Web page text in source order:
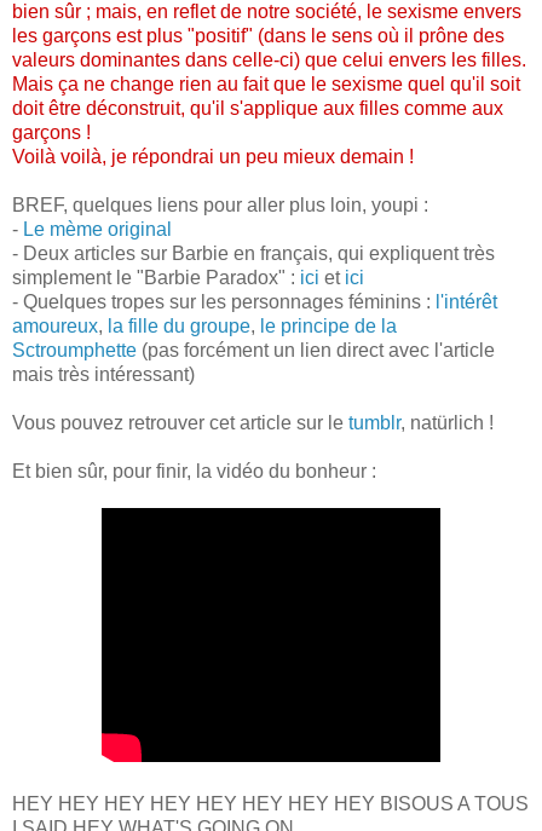
bien sûr ; mais, en reflet de notre société, le sexisme envers
les garçons est plus "positif" (dans le sens où il prône des
valeurs dominantes dans celle-ci) que celui envers les filles.
Mais ça ne change rien au fait que le sexisme quel qu'il soit
doit être déconstruit, qu'il s'applique aux filles comme aux
garçons !
Voilà voilà, je répondrai un peu mieux demain !
BREF, quelques liens pour aller plus loin, youpi :
- Le mème original
- Deux articles sur Barbie en français, qui expliquent très
simplement le "Barbie Paradox" : ici et ici
- Quelques tropes sur les personnages féminins : l'intérêt
amoureux, la fille du groupe, le principe de la
Sctroumphette (pas forcément un lien direct avec l'article
mais très intéressant)
Vous pouvez retrouver cet article sur le tumblr, natürlich !
Et bien sûr, pour finir, la vidéo du bonheur :
HEY HEY HEY HEY HEY HEY HEY HEY BISOUS A TOUS